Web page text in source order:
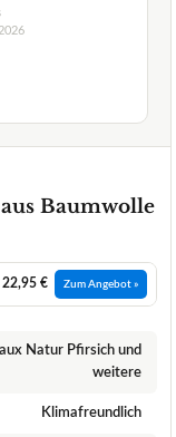
Baumwolle
22,95 € Zum Angebot »
Natur Pfirsich und
weitere
Klimafreundlich